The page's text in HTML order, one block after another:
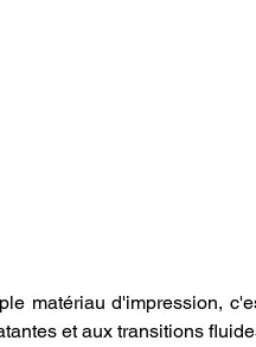
matériau d'impression,
et aux transitions